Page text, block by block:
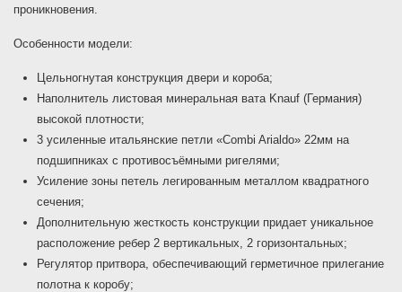
проникновения.
Особенности модели:
Цельногнутая конструкция двери и короба;
Наполнитель листовая минеральная вата Knauf (Германия)
высокой плотности;
3 усиленные итальянские петли «Combi Arialdo» 22мм на
подшипниках с противосъёмными ригелями;
Усиление зоны петель легированным металлом квадратного
сечения;
Дополнительную жесткость конструкции придает уникальное
расположение ребер 2 вертикальных, 2 горизонтальных;
Регулятор притвора, обеспечивающий герметичное прилегание
полотна к коробу;